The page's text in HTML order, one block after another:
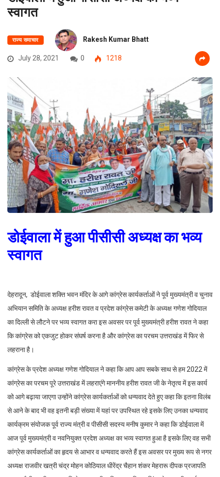
स्वागत
राज्य समाचार Rakesh Kumar Bhatt
July 28, 2021 0 1218
डोईवाला में हुआ पीसीसी अध्यक्ष का भव्य
स्वागत
देहरादून, डोईवाला शक्ति भवन मंदिर के आगे कांग्रेस कार्यकर्ताओं ने पूर्व मुख्यमंत्री व चुनाव
अभियान समिति के अध्यक्ष हरीश रावत व प्रदेश कांग्रेस कमेटी के अध्यक्ष गणेश गोदियाल
का दिल्ली से लौटने पर भव्य स्वागत करा इस अवसर पर पूर्व मुख्यमंत्री हरीश रावत ने कहा
कि कांग्रेस को एकजुट होकर संघर्ष करना है और कांग्रेस का परचम उत्तराखंड में फिर से
लहराना है।
कांग्रेस के प्रदेश अध्यक्ष गणेश गोदियाल ने कहा कि आप आप सबके साथ से हम 2022 में
कांग्रेस का परचम पूरे उत्तराखंड में लहराएंगे माननीय हरीश रावत जी के नेतृत्व में इस कार्य
को आगे बढ़ाया जाएगा उन्होंने कांग्रेस कार्यकर्ताओं को धन्यवाद देते हुए कहा कि इतना विलंब
से आने के बाद भी वह इतनी बड़ी संख्या में यहां पर उपस्थित रहे इसके लिए उनका धन्यवाद
कार्यक्रम संयोजक पूर्व राज्य मंत्री व पीसीसी सदस्य मनीष कुमार ने कहा कि डोईवाला में
आज पूर्व मुख्यमंत्री व नवनियुक्त प्रदेश अध्यक्ष का भव्य स्वागत हुआ है इसके लिए वह सभी
कांग्रेस कार्यकर्ताओं का हृदय से आभार व धन्यवाद करते हैं इस अवसर पर मुख्य रूप से नगर
अध्यक्ष राजवीर खत्री चंद्र मोहन कोठियाल धीरेंद्र चैहान शंकर मेहरारू दीपक प्रजापति